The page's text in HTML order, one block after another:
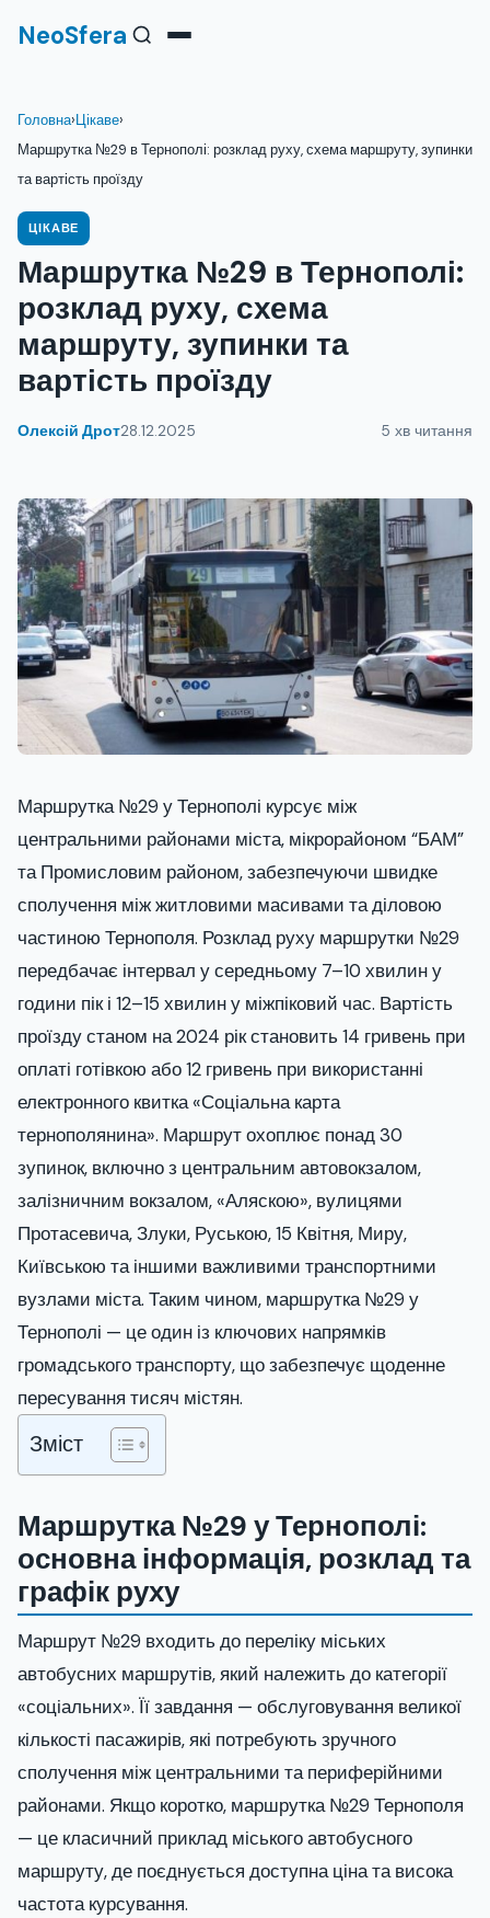
NeoSfera
Головна›Цікаве›
Маршрутка №29 в Тернополі: розклад руху, схема маршруту, зупинки
та вартість проїзду
ЦІКАВЕ
Маршрутка №29 в Тернополі:
розклад руху, схема
маршруту, зупинки та
вартість проїзду
Олексій Дрот28.12.2025 5 хв читання
Маршрутка №29 у Тернополі курсує між
центральними районами міста, мікрорайоном “БАМ”
та Промисловим районом, забезпечуючи швидке
сполучення між житловими масивами та діловою
частиною Тернополя. Розклад руху маршрутки №29
передбачає інтервал у середньому 7–10 хвилин у
години пік і 12–15 хвилин у міжпіковий час. Вартість
проїзду станом на 2024 рік становить 14 гривень при
оплаті готівкою або 12 гривень при використанні
електронного квитка «Соціальна карта
тернополянина». Маршрут охоплює понад 30
зупинок, включно з центральним автовокзалом,
залізничним вокзалом, «Аляскою», вулицями
Протасевича, Злуки, Руською, 15 Квітня, Миру,
Київською та іншими важливими транспортними
вузлами міста. Таким чином, маршрутка №29 у
Тернополі — це один із ключових напрямків
громадського транспорту, що забезпечує щоденне
пересування тисяч містян.
Зміст
Маршрутка №29 у Тернополі:
основна інформація, розклад та
графік руху
Маршрут №29 входить до переліку міських
автобусних маршрутів, який належить до категорії
«соціальних». Її завдання — обслуговування великої
кількості пасажирів, які потребують зручного
сполучення між центральними та периферійними
районами. Якщо коротко, маршрутка №29 Тернополя
— це класичний приклад міського автобусного
маршруту, де поєднується доступна ціна та висока
частота курсування.